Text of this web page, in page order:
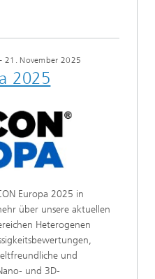
21. November 2025
2025
Europa 2025 in
über unsere aktuellen
Heterogenen
und
und 3D-